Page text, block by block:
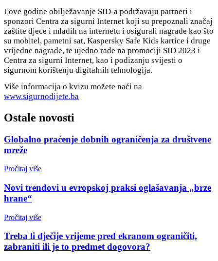
I ove godine obilježavanje SID-a podržavaju partneri i
sponzori Centra za sigurni Internet koji su prepoznali značaj
zaštite djece i mladih na internetu i osigurali nagrade kao što
su mobitel, pametni sat, Kaspersky Safe Kids kartice i druge
vrijedne nagrade, te ujedno rade na promociji SID 2023 i
Centra za sigurni Internet, kao i podizanju svijesti o
sigurnom korištenju digitalnih tehnologija.
Više informacija o kvizu možete naći na
www.sigurnodijete.ba
Ostale novosti
Globalno praćenje dobnih ograničenja za društvene
mreže
Pročitaj više
Novi trendovi u evropskoj praksi oglašavanja „brze
hrane“
Pročitaj više
Treba li dječije vrijeme pred ekranom ograničiti,
zabraniti ili je to predmet dogovora?